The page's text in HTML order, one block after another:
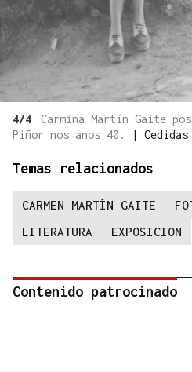
4/4
Carmiña Martín Gaite
Piñor nos anos 40.
Temas relacionados
CARMEN MARTÍN GAITE
LITERATURA
EXPOSICION
Contenido patrocinado